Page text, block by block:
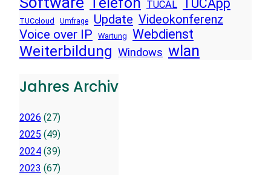
TUCAL TUCApp
TUCcloud Umfrage Update Videokonferenz
Voice over IP Wartung Webdienst
Weiterbildung Windows wlan
Jahres Archiv
2026 (27)
2025 (49)
2024 (39)
2023 (67)